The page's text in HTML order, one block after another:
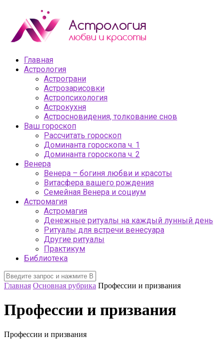
Главная
Астрология
Астрограни
Астрозарисовки
Астропсихология
Астрокухня
Астросновидения, толкование снов
Ваш гороскоп
Рассчитать гороскоп
Доминанта гороскопа ч. 1
Доминанта гороскопа ч. 2
Венера
Венера – богиня любви и красоты
Витасфера вашего рождения
Семейная Венера и социум
Астромагия
Астромагия
Денежные ритуалы на каждый лунный день
Ритуалы для встречи венесуара
Другие ритуалы
Практикум
Библиотека
Главная Основная рубрика Профессии и призвания
Профессии и призвания
Профессии и призвания